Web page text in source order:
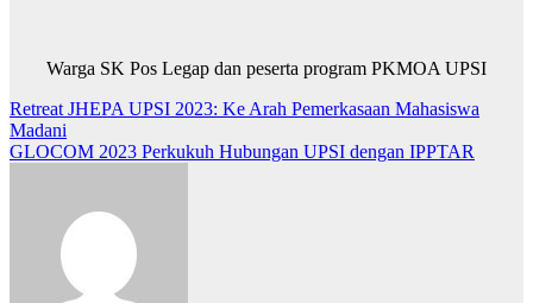
Warga SK Pos Legap dan peserta program PKMOA UPSI
Navigasi
kiriman
Retreat JHEPA UPSI 2023: Ke Arah Pemerkasaan Mahasiswa
Madani
GLOCOM 2023 Perkukuh Hubungan UPSI dengan IPPTAR